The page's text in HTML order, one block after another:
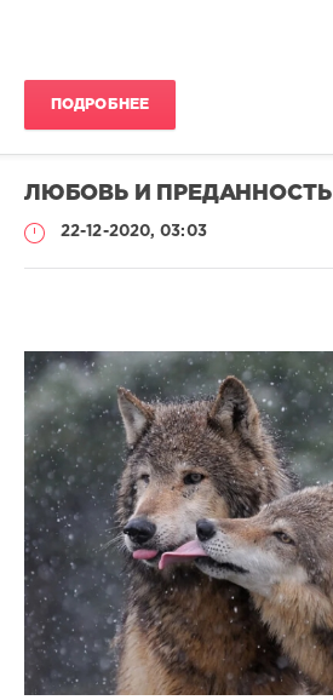
ПОДРОБНЕЕ
ЛЮБОВЬ И ПРЕДАННОСТЬ
22-12-2020, 03:03
1
236
0